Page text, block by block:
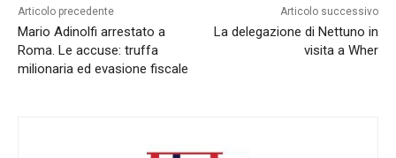
Articolo precedente
Mario Adinolfi arrestato a
Roma. Le accuse: truffa
milionaria ed evasione fiscale
Articolo successivo
La delegazione di Nettuno in
visita a Wher